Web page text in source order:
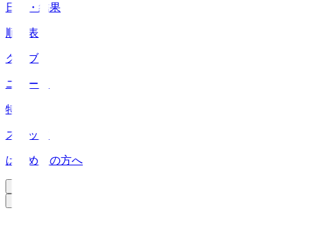
日程・結果
順位表
クラブ
ニュース
特集
スタッツ
はじめての方へ